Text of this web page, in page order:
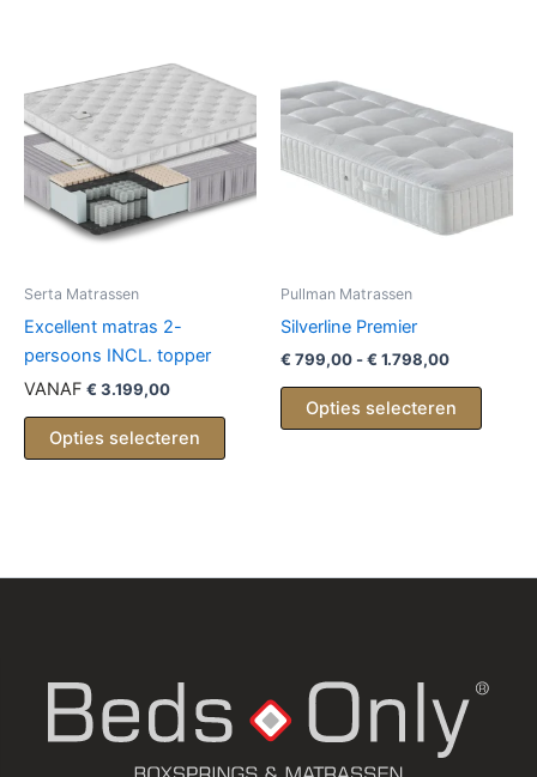
kan
Serta Matrassen
Excellent matras 2-
persoons INCL. topper
VANAF € 3.199,00
Opties selecteren
Pullman Matrassen
Silverline Premier
€ 799,00 -€ 1.798,00Prijsklasse:
€ 1.798,00
Opties selecteren
Dit
op